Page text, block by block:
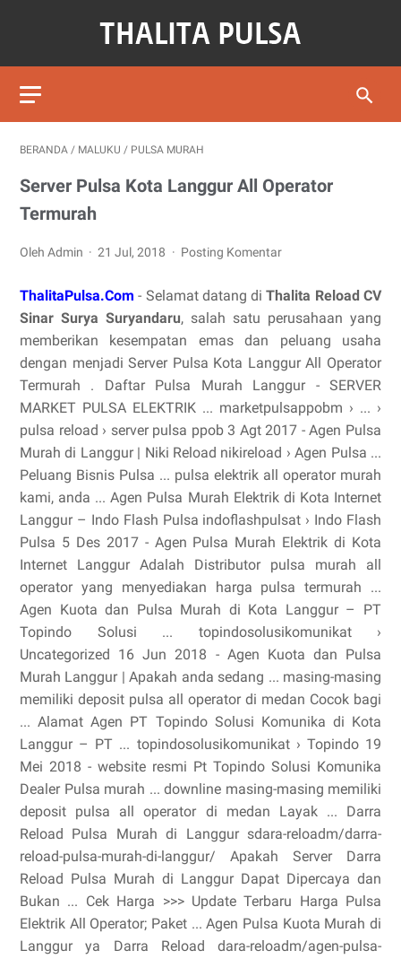
BERANDA / MALUKU / PULSA MURAH
Server Pulsa Kota Langgur All Operator
Termurah
Oleh Admin 21 Jul, 2018 Posting Komentar
ThalitaPulsa.Com - Selamat datang diThalita Reload CV
Sinar Surya Suryandaru, salah satu perusahaan yang
memberikan kesempatan emas dan peluang usaha
dengan menjadi Server Pulsa Kota Langgur All Operator
Termurah . Daftar Pulsa Murah Langgur - SERVER
MARKET PULSA ELEKTRIK ... marketpulsappobm › ... ›
pulsa reload › server pulsa ppob 3 Agt 2017 - Agen Pulsa
Murah di Langgur | Niki Reload nikireload › Agen Pulsa ...
Peluang Bisnis Pulsa ... pulsa elektrik all operator murah
kami, anda ... Agen Pulsa Murah Elektrik di Kota Internet
Langgur – Indo Flash Pulsa indoflashpulsat › Indo Flash
Pulsa 5 Des 2017 - Agen Pulsa Murah Elektrik di Kota
Internet Langgur Adalah Distributor pulsa murah all
operator yang menyediakan harga pulsa termurah ...
Agen Kuota dan Pulsa Murah di Kota Langgur – PT
Topindo Solusi ... topindosolusikomunikat ›
Uncategorized 16 Jun 2018 - Agen Kuota dan Pulsa
Murah Langgur | Apakah anda sedang ... masing-masing
memiliki deposit pulsa all operator di medan Cocok bagi
... Alamat Agen PT Topindo Solusi Komunika di Kota
Langgur – PT ... topindosolusikomunikat › Topindo 19
Mei 2018 - website resmi Pt Topindo Solusi Komunika
Dealer Pulsa murah ... downline masing-masing memiliki
deposit pulsa all operator di medan Layak ... Darra
Reload Pulsa Murah di Langgur sdara-reloadm/darra-
reload-pulsa-murah-di-langgur/ Apakah Server Darra
Reload Pulsa Murah di Langgur Dapat Dipercaya dan
Bukan ... Cek Harga >>> Update Terbaru Harga Pulsa
Elektrik All Operator; Paket ... Agen Pulsa Kuota Murah di
Langgur ya Darra Reload dara-reloadm/agen-pulsa-